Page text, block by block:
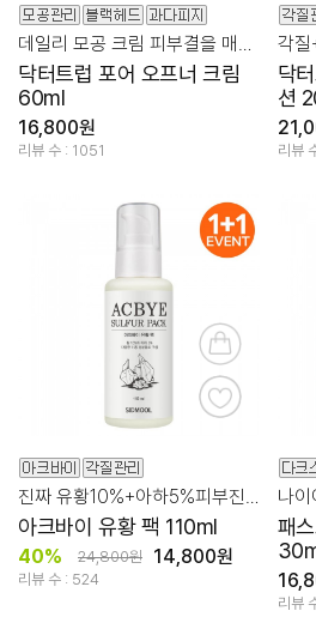
닥터트럽 포어 오프너 크림
60ml
16,800원
리뷰 수 : 1051
각질
닥
션
리뷰
아크바이 유황 팩 110ml
40% 24,800원 14,800원
리뷰 수 : 524
패
리뷰